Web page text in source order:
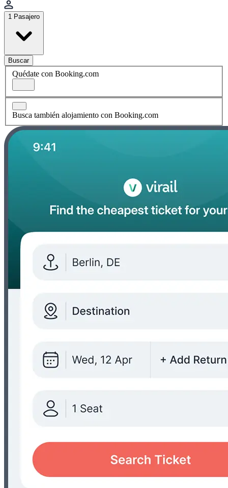
1 Pasajero
Buscar
Quédate con Booking.com
Busca también alojamiento con Booking.com